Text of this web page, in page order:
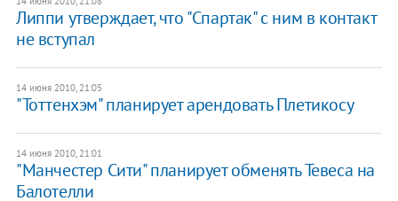
Липпи утверждает, что "Спартак" с ним в контакт
не вступал
14 июня 2010, 21:05
"Тоттенхэм" планирует арендовать Плетикосу
14 июня 2010, 21:01
"Манчестер Сити" планирует обменять Тевеса на
Балотелли